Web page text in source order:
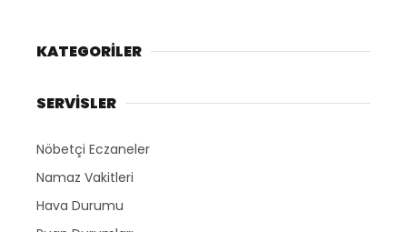
KATEGORİLER
SERVİSLER
Nöbetçi Eczaneler
Namaz Vakitleri
Hava Durumu